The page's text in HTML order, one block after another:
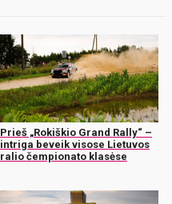
Prieš „Rokiškio Grand Rally“ –
intriga beveik visose Lietuvos
ralio čempionato klasėse